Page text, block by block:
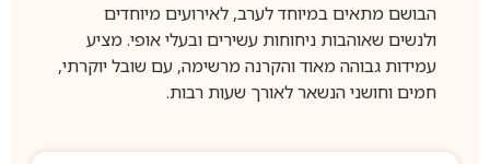
הבושם מתאים במיוחד לערב, לאירועים מיוחדים
ולנשים שאוהבות ניחוחות עשירים ובעלי אופי. מציע
עמידות גבוהה מאוד והקרנה מרשימה, עם שובל יוקרתי,
חמים וחושני הנשאר לאורך שעות רבות.